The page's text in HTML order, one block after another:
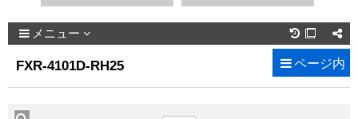
メニュー 
FXR-4101D-RH25 ページ内